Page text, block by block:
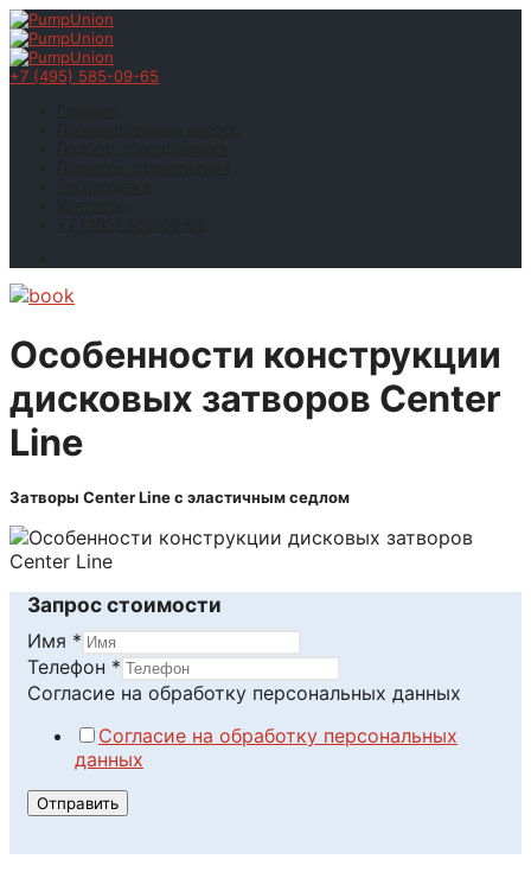
+7 (495) 585-09-65
Особенности конструкции
дисковых затворов Center
Line
Затворы Center Line с эластичным седлом
Запрос стоимости
Имя *
персональных
на
Телефон *
Согласие на обработку персональных данных
Согласие на обработку персональных
данных
Отправить